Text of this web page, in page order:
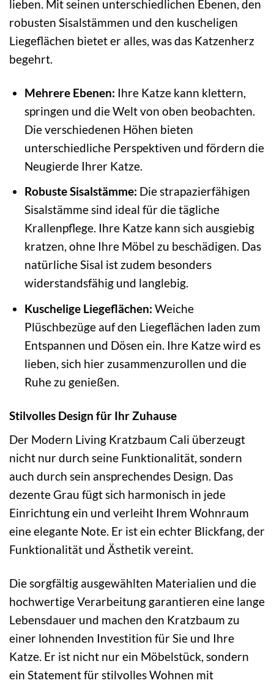
lieben. Mit seinen unterschiedlichen Ebenen, den
robusten Sisalstämmen und den kuscheligen
Liegeflächen bietet er alles, was das Katzenherz
begehrt.
Mehrere Ebenen: Ihre Katze kann klettern,
springen und die Welt von oben beobachten.
Die verschiedenen Höhen bieten
unterschiedliche Perspektiven und fördern die
Neugierde Ihrer Katze.
Robuste Sisalstämme: Die strapazierfähigen
Sisalstämme sind ideal für die tägliche
Krallenpflege. Ihre Katze kann sich ausgiebig
kratzen, ohne Ihre Möbel zu beschädigen. Das
natürliche Sisal ist zudem besonders
widerstandsfähig und langlebig.
Kuschelige Liegeflächen: Weiche
Plüschbezüge auf den Liegeflächen laden zum
Entspannen und Dösen ein. Ihre Katze wird es
lieben, sich hier zusammenzurollen und die
Ruhe zu genießen.
Stilvolles Design für Ihr Zuhause
Der Modern Living Kratzbaum Cali überzeugt
nicht nur durch seine Funktionalität, sondern
auch durch sein ansprechendes Design. Das
dezente Grau fügt sich harmonisch in jede
Einrichtung ein und verleiht Ihrem Wohnraum
eine elegante Note. Er ist ein echter Blickfang, der
Funktionalität und Ästhetik vereint.
Die sorgfältig ausgewählten Materialien und die
hochwertige Verarbeitung garantieren eine lange
Lebensdauer und machen den Kratzbaum zu
einer lohnenden Investition für Sie und Ihre
Katze. Er ist nicht nur ein Möbelstück, sondern
ein Statement für stilvolles Wohnen mit